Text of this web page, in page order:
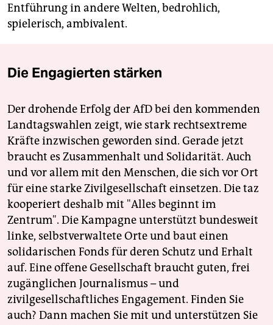
Entführung in andere Welten, bedrohlich,
spielerisch, ambivalent.
Die Engagierten stärken
Der drohende Erfolg der AfD bei den kommenden
Landtagswahlen zeigt, wie stark rechtsextreme
Kräfte inzwischen geworden sind. Gerade jetzt
braucht es Zusammenhalt und Solidarität. Auch
und vor allem mit den Menschen, die sich vor Ort
für eine starke Zivilgesellschaft einsetzen. Die taz
kooperiert deshalb mit "Alles beginnt im
Zentrum". Die Kampagne unterstützt bundesweit
linke, selbstverwaltete Orte und baut einen
solidarischen Fonds für deren Schutz und Erhalt
auf. Eine offene Gesellschaft braucht guten, frei
zugänglichen Journalismus – und
zivilgesellschaftliches Engagement. Finden Sie
auch? Dann machen Sie mit und unterstützen Sie